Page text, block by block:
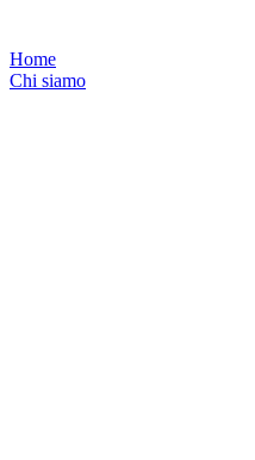
Home
Chi siamo